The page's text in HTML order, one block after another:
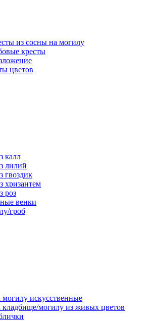
из сосны на могилу
кресты
цветов
калл
лилий
гвоздик
хризантем
роз
венки
гроб
искусственные
могилу из живых цветов